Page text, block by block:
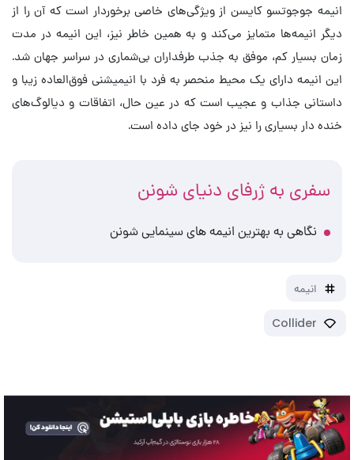
انیمه جوجوتسو کایسن از ویژگی‌های خاصی برخوردار است که آن را از
دیگر انیمه‌ها متمایز می‌کند و به همین خاطر نیز، این انیمه در مدت
زمان بسیار کم، موفق به جذب طرفداران بی‌شماری در سراسر جهان شد.
این انیمه دارای یک محیط منحصر به فرد با انیمیشنی فوق‌العاده زیبا و
داستانی جذاب و عجیب است که در عین حال، اتفاقات و دیالوگ‌های
خنده دار بسیاری را نیز در خود جای داده است.
سفری به ژرفای دنیای شونن
نگاهی به بهترین انیمه های سینمایی شونن
انیمه
Collider